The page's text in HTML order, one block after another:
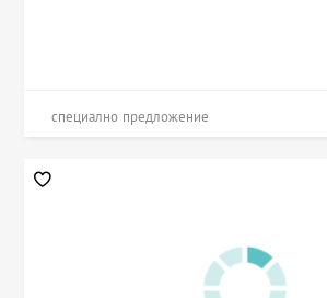
специално предложение